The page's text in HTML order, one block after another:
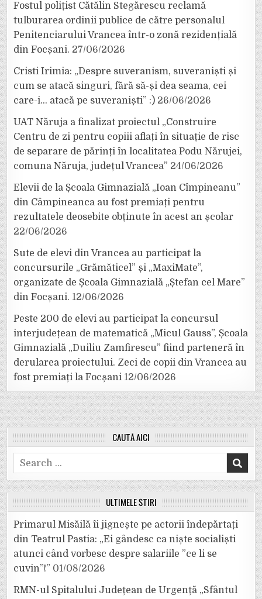
Fostul polițist Cătălin Stegărescu reclamă
tulburarea ordinii publice de către personalul
Penitenciarului Vrancea într-o zonă rezidențială
din Focșani. 27/06/2026
Cristi Irimia: „Despre suveranism, suveraniști și
cum se atacă singuri, fără să-și dea seama, cei
care-i… atacă pe suveraniști” :) 26/06/2026
UAT Năruja a finalizat proiectul „Construire
Centru de zi pentru copiii aflați în situație de risc
de separare de părinți în localitatea Podu Nărujei,
comuna Năruja, județul Vrancea” 24/06/2026
Elevii de la Școala Gimnazială „Ioan Cîmpineanu”
din Câmpineanca au fost premiați pentru
rezultatele deosebite obținute în acest an școlar
22/06/2026
Sute de elevi din Vrancea au participat la
concursurile „Grămăticel” și „MaxiMate”,
organizate de Școala Gimnazială „Ștefan cel Mare”
din Focșani. 12/06/2026
Peste 200 de elevi au participat la concursul
interjudețean de matematică „Micul Gauss”, Școala
Gimnazială „Duiliu Zamfirescu” fiind parteneră în
derularea proiectului. Zeci de copii din Vrancea au
fost premiați la Focșani 12/06/2026
CAUTĂ AICI
Search
for:
ULTIMELE ȘTIRI
Primarul Misăilă îi jignește pe actorii îndepărtați
din Teatrul Pastia: „Ei gândesc ca niște socialiști
atunci când vorbesc despre salariile ”ce li se
cuvin”!” 01/08/2026
RMN-ul Spitalului Județean de Urgență „Sfântul